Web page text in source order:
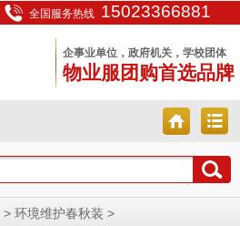
全国服务热线 15023366881
企事业单位，政府机关，学校团体
物业服团购首选品牌
> 环境维护春秋装 >